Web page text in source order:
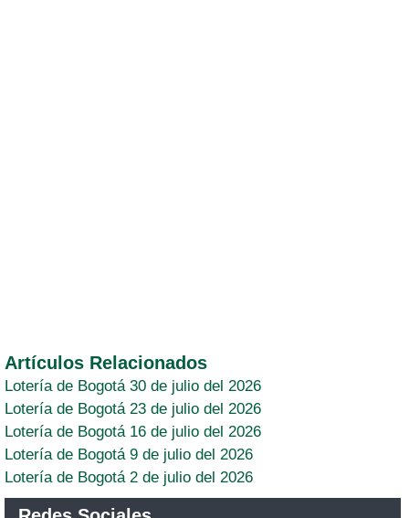
Artículos Relacionados
Lotería de Bogotá 30 de julio del 2026
Lotería de Bogotá 23 de julio del 2026
Lotería de Bogotá 16 de julio del 2026
Lotería de Bogotá 9 de julio del 2026
Lotería de Bogotá 2 de julio del 2026